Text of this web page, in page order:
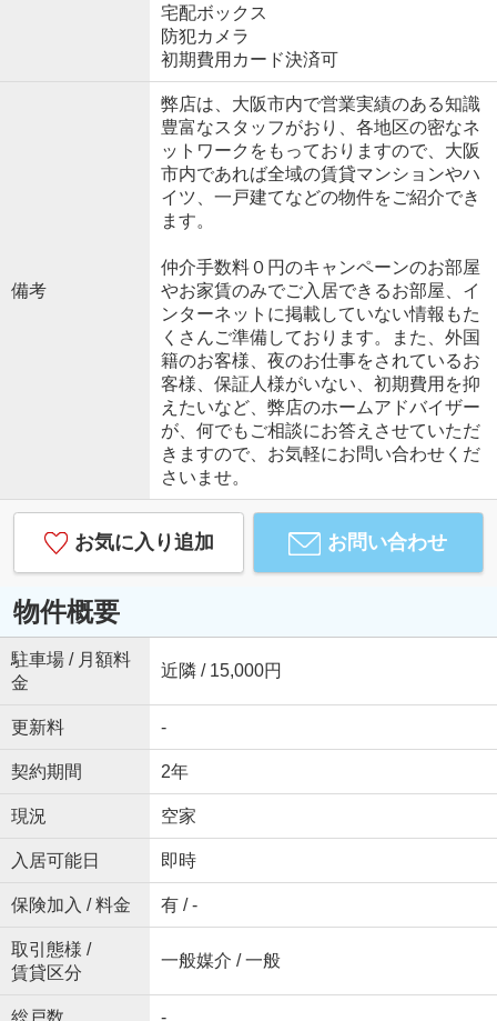
宅配ボックス
防犯カメラ
初期費用カード決済可
備考
弊店は、大阪市内で営業実績のある知識
豊富なスタッフがおり、各地区の密なネ
ットワークをもっておりますので、大阪
市内であれば全域の賃貸マンションやハ
イツ、一戸建てなどの物件をご紹介でき
ます。
仲介手数料０円のキャンペーンのお部屋
やお家賃のみでご入居できるお部屋、イ
ンターネットに掲載していない情報もた
くさんご準備しております。また、外国
籍のお客様、夜のお仕事をされているお
客様、保証人様がいない、初期費用を抑
えたいなど、弊店のホームアドバイザー
が、何でもご相談にお答えさせていただ
きますので、お気軽にお問い合わせくだ
さいませ。
お気に入り追加 お問い合わせ
物件概要
駐車場 / 月額料
金
近隣 / 15,000円
更新料 -
契約期間 2年
現況 空家
入居可能日 即時
保険加入 / 料金 有 / -
取引態様 /
賃貸区分
一般媒介 / 一般
総戸数 -